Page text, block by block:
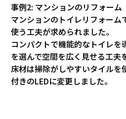
事例2: マンションのリフォーム
マンションのトイレリフォーム
使う工夫が求められました。
コンパクトで機能的なトイレ
を選んで空間を広く見せる工夫
床材は掃除がしやすいタイルを
付きのLEDに変更しました。